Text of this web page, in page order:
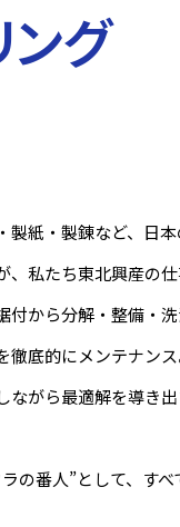
グ
製紙・製錬など、日
、私たち東北興産の仕
付から分解・整備・
徹底的にメンテナン
ながら最適解を導き
の番人”として、す